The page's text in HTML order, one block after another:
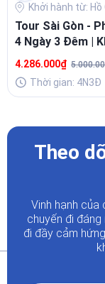
Khởi hành từ: Hồ
Tour Sài Gòn -
4 Ngày 3 Đêm |
TpHCM | Đón Sân
4.286.000₫
Thời gian: 4N3Đ
Theo
Vinh hạnh của
chuyến đi
đi đầy cảm